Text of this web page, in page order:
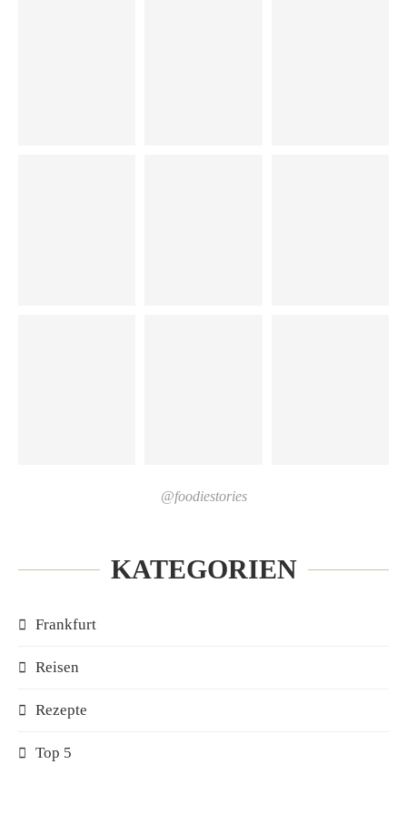
@foodiestories
KATEGORIEN
Frankfurt
Reisen
Rezepte
Top 5